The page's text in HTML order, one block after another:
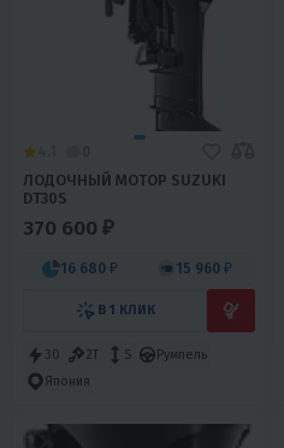
ЛОДОЧНЫЙ МОТОР SUZUKI
DT30S
370 600 ₽
16 680 ₽ 15 960 ₽
В 1 КЛИК
30 2T S
Румпель
Япония